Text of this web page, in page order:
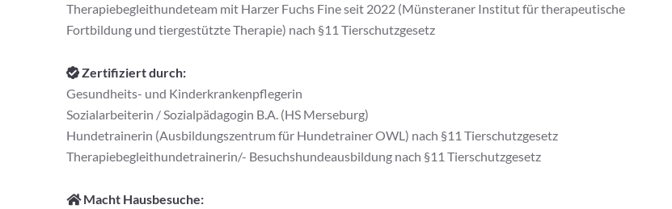
Therapiebegleithundeteam mit Harzer Fuchs Fine seit 2022 (Münsteraner Institut für therapeutische
Fortbildung und tiergestützte Therapie) nach §11 Tierschutzgesetz
Zertifiziert durch:
Gesundheits- und Kinderkrankenpflegerin
Sozialarbeiterin / Sozialpädagogin B.A. (HS Merseburg)
Hundetrainerin (Ausbildungszentrum für Hundetrainer OWL) nach §11 Tierschutzgesetz
Therapiebegleithundetrainerin/- Besuchshundeausbildung nach §11 Tierschutzgesetz
Macht Hausbesuche: